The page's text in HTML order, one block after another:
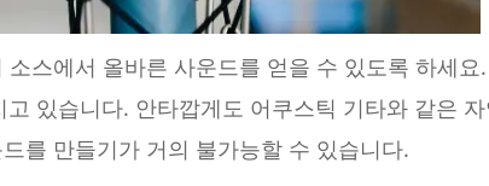
스에서 올바른 사운드를 얻을 수 있도록 하세요
있습니다. 안타깝게도 어쿠스틱 기타와 같은
를 만들기가 거의 불가능할 수 있습니다.